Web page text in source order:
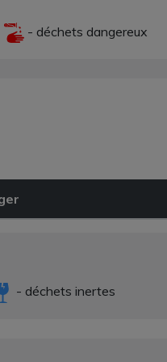
- déchets dangereux
- déchets inertes